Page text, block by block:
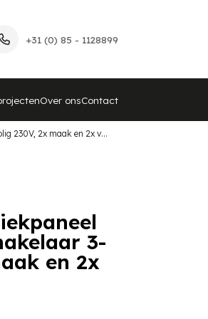
+31 (0) 85 - 1128899
Over onsContact
540.100.234 Besturingstechniekpaneel met Magneetschakelaar 3-polig 230V, 2x maak en 2x verbreek
3-
en 2x